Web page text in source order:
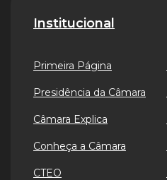
Institucional
Primeira Página
Presidência da Câmara
Câmara Explica
Conheça a Câmara
CTEO